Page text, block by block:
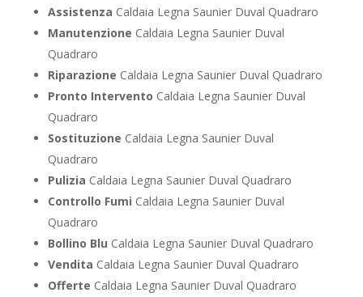
Assistenza Caldaia Legna Saunier Duval Quadraro
Manutenzione Caldaia Legna Saunier Duval
Quadraro
Riparazione Caldaia Legna Saunier Duval Quadraro
Pronto Intervento Caldaia Legna Saunier Duval
Quadraro
Sostituzione Caldaia Legna Saunier Duval
Quadraro
Pulizia Caldaia Legna Saunier Duval Quadraro
Controllo Fumi Caldaia Legna Saunier Duval
Quadraro
Bollino Blu Caldaia Legna Saunier Duval Quadraro
Vendita Caldaia Legna Saunier Duval Quadraro
Offerte Caldaia Legna Saunier Duval Quadraro